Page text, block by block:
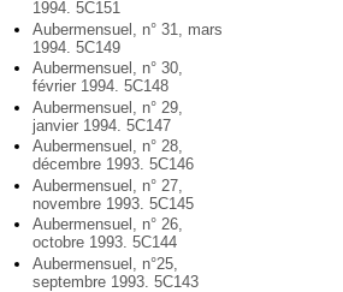
1994. 5C151
Aubermensuel, n° 31, mars
1994. 5C149
Aubermensuel, n° 30,
février 1994. 5C148
Aubermensuel, n° 29,
janvier 1994. 5C147
Aubermensuel, n° 28,
décembre 1993. 5C146
Aubermensuel, n° 27,
novembre 1993. 5C145
Aubermensuel, n° 26,
octobre 1993. 5C144
Aubermensuel, n°25,
septembre 1993. 5C143